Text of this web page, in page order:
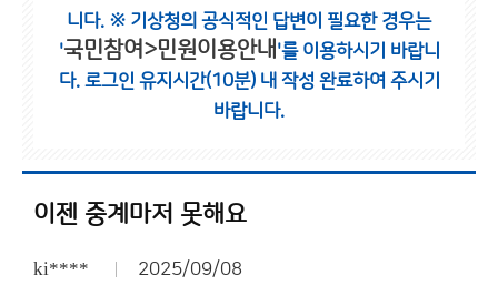
니다. ※ 기상청의 공식적인 답변이 필요한 경우는
'국민참여>민원이용안내 '를 이용하시기 바랍니
다. 로그인 유지시간(10분) 내 작성 완료하여 주시기
바랍니다.
이젠 중계마저 못해요
ki**** 2025/09/08